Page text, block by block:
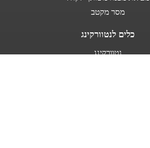
מסר מקטב
כלים לנטוורקינג
נטוורקינג